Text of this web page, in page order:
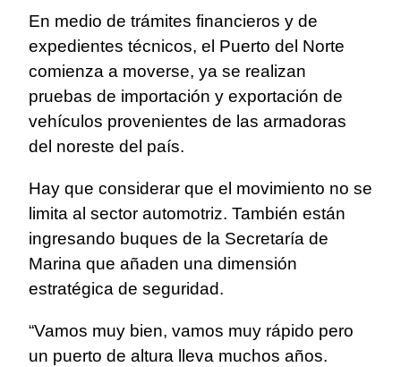
En medio de trámites financieros y de
expedientes técnicos, el Puerto del Norte
comienza a moverse, ya se realizan
pruebas de importación y exportación de
vehículos provenientes de las armadoras
del noreste del país.
Hay que considerar que el movimiento no se
limita al sector automotriz. También están
ingresando buques de la Secretaría de
Marina que añaden una dimensión
estratégica de seguridad.
“Vamos muy bien, vamos muy rápido pero
un puerto de altura lleva muchos años.